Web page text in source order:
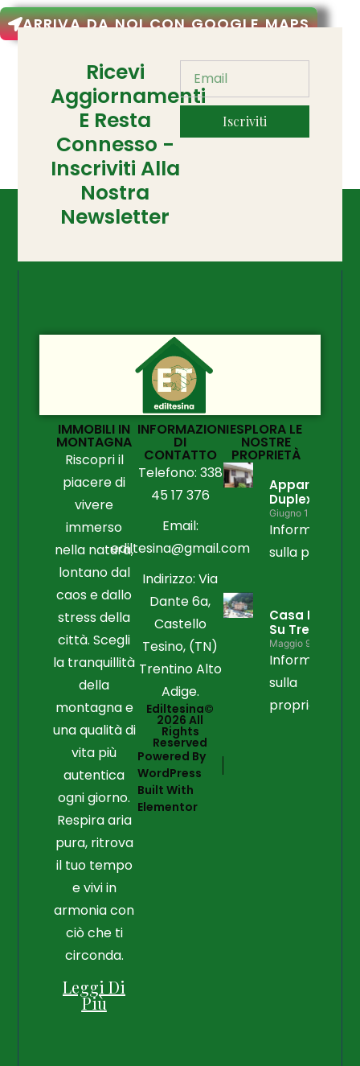
ARRIVA DA NOI CON GOOGLE MAPS
Ricevi
Aggiornamenti
E Resta
Connesso -
Inscriviti Alla
Nostra
Newsletter
Iscriviti
IMMOBILI IN
MONTAGNA
Riscopri il
piacere di
vivere
immerso
nella natura,
lontano dal
caos e dallo
stress della
città. Scegli
la tranquillità
della
montagna e
una qualità di
vita più
autentica
ogni giorno.
Respira aria
pura, ritrova
il tuo tempo
e vivi in
armonia con
ciò che ti
circonda.
Leggi Di
Più
INFORMAZIONI
DI
CONTATTO
Telefono: 338
45 17 376
Email:
ediltesina@gmail.com
Indirizzo: Via
Dante 6a,
Castello
Tesino, (TN)
Trentino Alto
Adige.
Ediltesina©
2026 All
Rights
Reserved
Powered By
WordPress
Built With
Elementor
ESPLORA LE
NOSTRE
PROPRIETÀ
Duplex
Giugno 15, 2026
Informazioni
sulla
Casa Libera
Su Tre Lati
Maggio 9, 2026
Informazioni
sulla
proprietà